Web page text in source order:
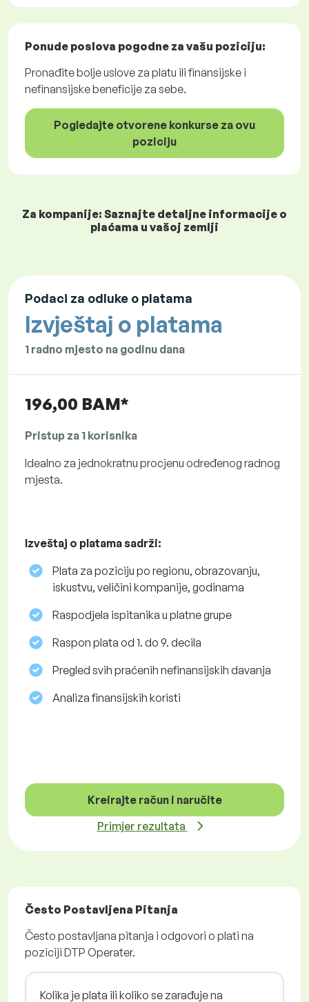
Ponude poslova pogodne za vašu poziciju:
Pronađite bolje uslove za platu ili finansijske i
nefinansijske beneficije za sebe.
Pogledajte otvorene konkurse za ovu
poziciju
Za kompanije: Saznajte detaljne informacije o
plaćama u vašoj zemlji
Podaci za odluke o platama
Izvještaj o platama
1 radno mjesto na godinu dana
196,00 BAM*
Pristup za 1 korisnika
Idealno za jednokratnu procjenu određenog radnog
mjesta.
Izveštaj o platama sadrži:
Plata za poziciju po regionu, obrazovanju,
iskustvu, veličini kompanije, godinama
Raspodjela ispitanika u platne grupe
Raspon plata od 1. do 9. decila
Pregled svih praćenih nefinansijskih davanja
Analiza finansijskih koristi
Kreirajte račun i naručite
Primjer rezultata
Često Postavljena Pitanja
Često postavljana pitanja i odgovori o plati na
poziciji DTP Operater.
Kolika je plata ili koliko se zarađuje na